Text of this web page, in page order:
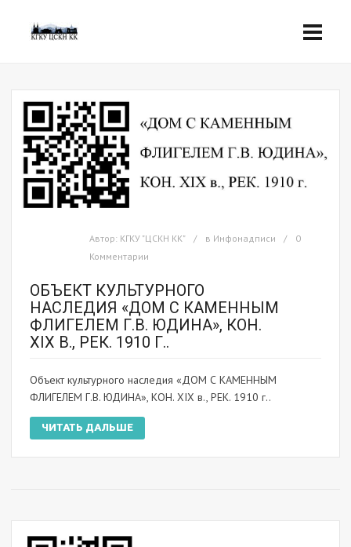
Автор: КГКУ "ЦСКН КК" в Инфонадписи
0
Комментарии
ОБЪЕКТ КУЛЬТУРНОГО
НАСЛЕДИЯ «ДОМ С КАМЕННЫМ
ФЛИГЕЛЕМ Г.В. ЮДИНА», КОН.
ХIХ В., РЕК. 1910 Г..
Объект культурного наследия «ДОМ С КАМЕННЫМ
ФЛИГЕЛЕМ Г.В. ЮДИНА», КОН. ХIХ в., РЕК. 1910 г..
ЧИТАТЬ ДАЛЬШЕ